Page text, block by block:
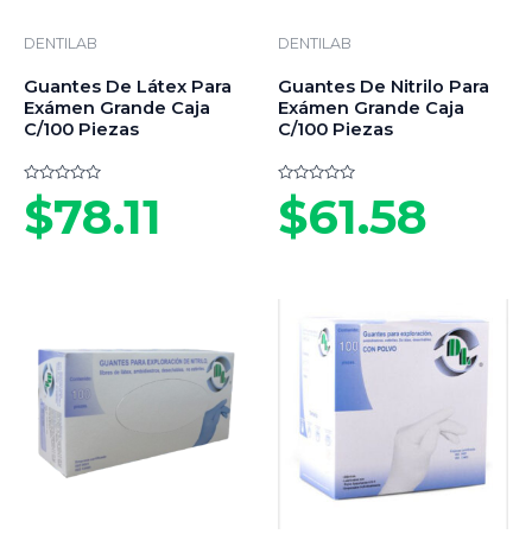
DENTILAB
Guantes De Látex Para
Exámen Grande Caja
C/100 Piezas
Valorado
en
0
de
$78.11
DENTILAB
Guantes De Nitrilo Para
Exámen Grande Caja
C/100 Piezas
Valorado
en
0
de
$61.58